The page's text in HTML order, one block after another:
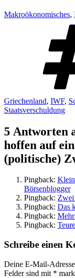
Makroökonomisches,
Griechenland, IWF,
Staatsverschuldung
5 Antworten
hoffen auf
(politische)
Pingback:
Börsenblogger
Pingback: Zwei
Pingback: Das
Pingback:
Pingback:
Schreibe einen
Deine E-Mail-
Felder sind mit *